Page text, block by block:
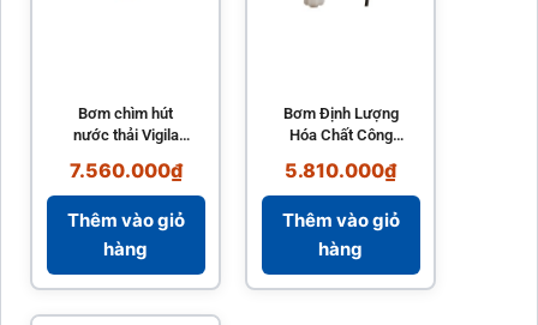
Bơm chìm hút
nước thải Vigila
Tây Ban Nha
7.560.000₫
Thêm vào giỏ
hàng
Bơm Định Lượng
Hóa Chất Công
CA Italia
5.810.000₫
Thêm vào giỏ
hàng